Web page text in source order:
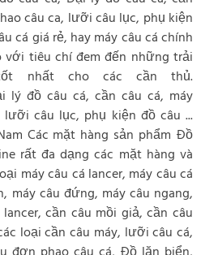
câu ca, lưỡi câu lục, phụ kiện
cá giá rẻ, hay máy câu cá chính
tiêu chí đem đến những trải
nhất cho các cần thủ.
lý đồ câu cá, cần câu cá, máy
lưỡi câu lục, phụ kiện đồ câu ...
Các mặt hàng sản phẩm Đồ
rất đa dạng các mặt hàng và
máy câu cá lancer, máy câu cá
máy câu đứng, máy câu ngang,
cần câu mồi giả, cần câu
loại cần câu máy, lưỡi câu cá,